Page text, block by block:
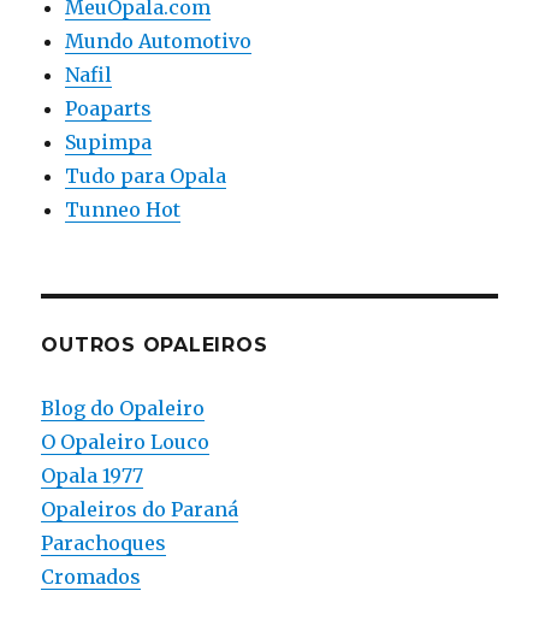
MeuOpala.com
Mundo Automotivo
Nafil
Poaparts
Supimpa
Tudo para Opala
Tunneo Hot
OUTROS OPALEIROS
Blog do Opaleiro
O Opaleiro Louco
Opala 1977
Opaleiros do Paraná
Parachoques
Cromados